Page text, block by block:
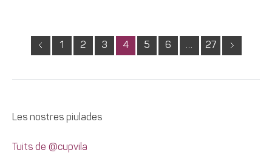
1 2 3 4 5 6 … 27
Les nostres piulades
Tuits de @cupvila